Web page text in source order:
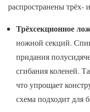
распространены трёх-
Трёхсекционное
ножной секций.
придания
сгибания коленей.
что упрощает
схема подходит для